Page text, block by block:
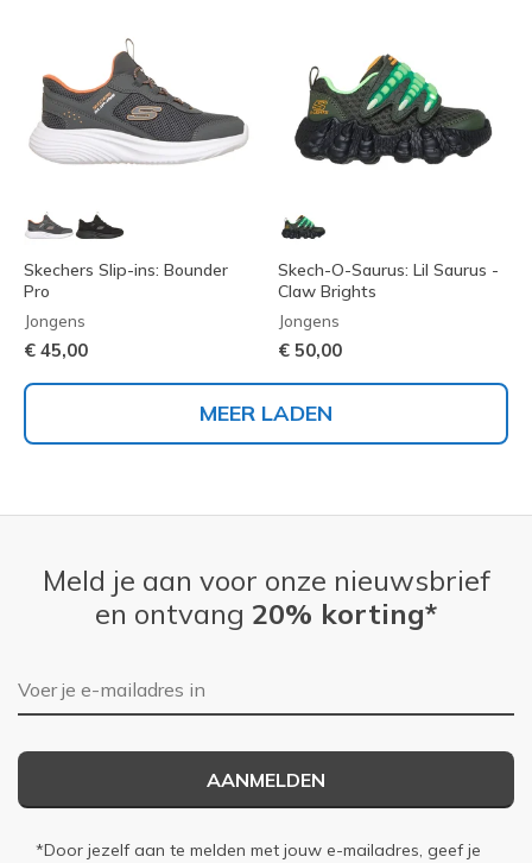
Skechers Slip-ins: Bounder
Pro
Jongens
€ 45,00
Skech-O-Saurus: Lil Saurus -
Claw Brights
Jongens
€ 50,00
MEER LADEN
Meld je aan voor onze nieuwsbrief
en ontvang 20% korting*
E-mailadres
AANMELDEN
*Door jezelf aan te melden met jouw e-mailadres, geef je